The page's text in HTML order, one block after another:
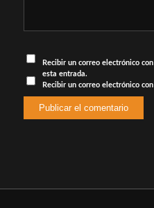
Recibir un correo electrónico
esta entrada.
Recibir un correo electrónico